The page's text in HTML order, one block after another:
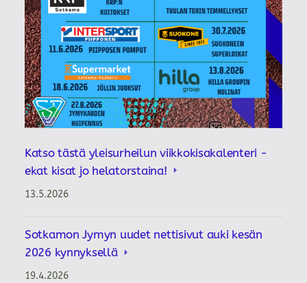
Katso tästä yleisurheilun viikkokisakalenteri -
ekat kisat jo helatorstaina!
13.5.2026
Sotkamon Jymyn uudet nettisivut auki kesän
2026 kynnyksellä
19.4.2026